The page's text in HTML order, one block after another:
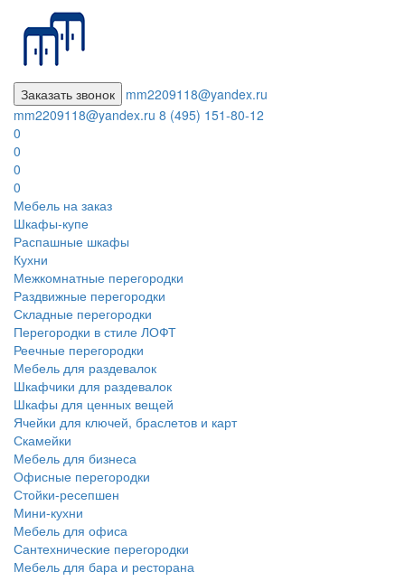
Заказать звонок
mm2209118@yandex.ru
mm2209118@yandex.ru 8 (495) 151-80-12
0
0
0
0
Мебель на заказ
Шкафы-купе
Распашные шкафы
Кухни
Межкомнатные перегородки
Раздвижные перегородки
Складные перегородки
Перегородки в стиле ЛОФТ
Реечные перегородки
Мебель для раздевалок
Шкафчики для раздевалок
Шкафы для ценных вещей
Ячейки для ключей, браслетов и карт
Скамейки
Мебель для бизнеса
Офисные перегородки
Стойки-ресепшен
Мини-кухни
Мебель для офиса
Сантехнические перегородки
Мебель для бара и ресторана